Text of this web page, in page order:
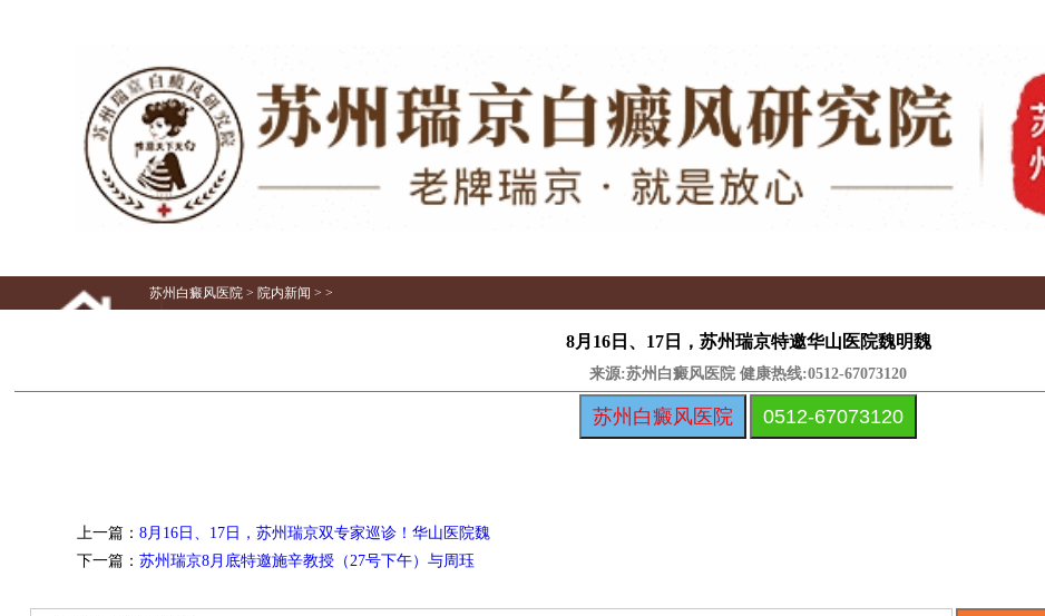
苏州白癜风医院 >院内新闻 > >
​​8月16日、17日，苏州瑞京特邀华山医院魏明魏
来源:苏州白癜风医院 健康热线:0512-67073120
苏州白癜风医院 0512-67073120
上一篇：8月16日、17日，苏州瑞京双专家巡诊！华山医院魏
下一篇：苏州瑞京8月底特邀施辛教授（27号下午）与周珏